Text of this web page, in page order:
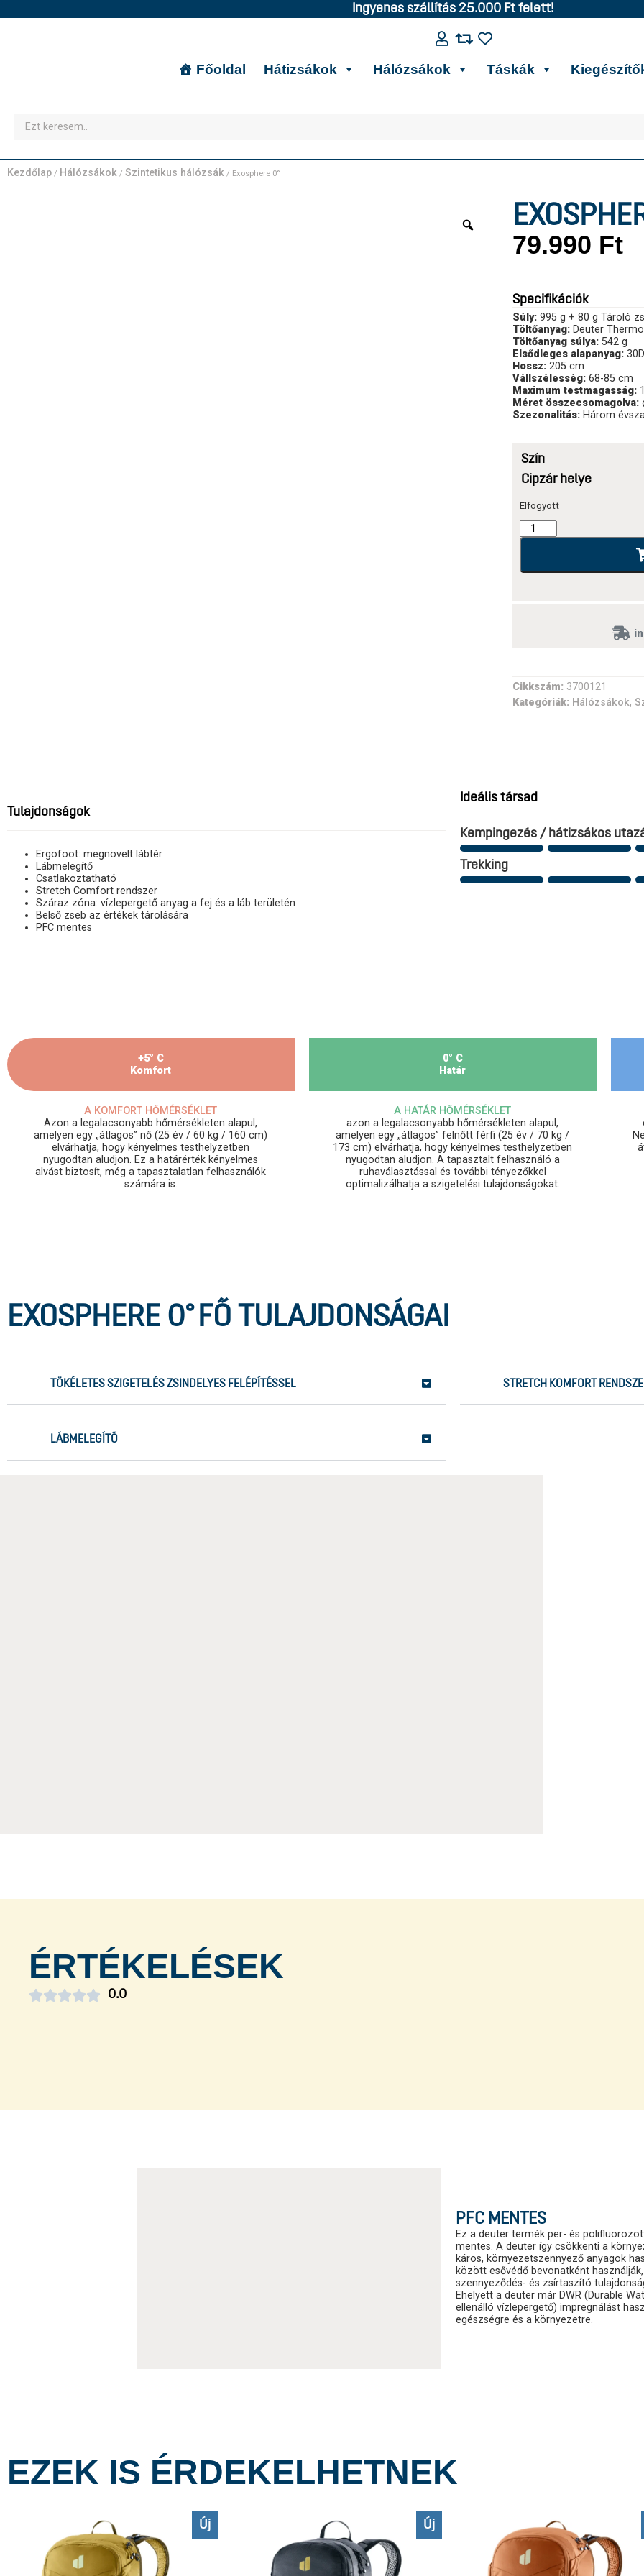
Ingyenes szállítás 25.000 Ft felett!
Főoldal Hátizsákok Hálózsákok Táskák
Kezdőlap / Hálózsákok / Szintetikus hálózsák / Exosphere 0°
79.990 Ft
Specifikációk
Súly: 995 g + 80 g Tároló
Töltőanyag: Deuter
Töltőanyag súlya: 542 g
Elsődleges alapanyag:
Hossz: 205 cm
Vállszélesség: 68-85 cm
Maximum testmagasság:
Méret összecsomagolva:
Szezonalitás: Három
Szín
Cipzár helye
Elfogyott
Cikkszám: 3700121
Kategóriák: Hálózsákok,
Tulajdonságok
Ergofoot: megnövelt lábtér
Lábmelegítő
Csatlakoztatható
Stretch Comfort rendszer
Száraz zóna: vízlepergető anyag a fej és a láb területén
Belső zseb az értékek tárolására
PFC mentes
Ideális társad
Kempingezés / hátizsákos
Trekking
+5° C
Komfort
A KOMFORT HŐMÉRSÉKLET
Azon a legalacsonyabb hőmérsékleten alapul,
amelyen egy „átlagos” nő (25 év / 60 kg / 160 cm)
elvárhatja, hogy kényelmes testhelyzetben
nyugodtan aludjon. Ez a határérték kényelmes
alvást biztosít, még a tapasztalatlan felhasználók
számára is.
0° C
Határ
A HATÁR HŐMÉRSÉKLET
azon a legalacsonyabb hőmérsékleten alapul,
amelyen egy „átlagos” felnőtt férfi (25 év / 70 kg /
173 cm) elvárhatja, hogy kényelmes testhelyzetben
nyugodtan aludjon. A tapasztalt felhasználó a
ruhaválasztással és további tényezőkkel
optimalizálhatja a szigetelési tulajdonságokat.
EXOSPHERE 0°FŐ TULAJDONSÁGAI
TÖKÉLETES SZIGETELÉS ZSINDELYES FELÉPÍTÉSSEL STRETCH KOMFORT
LÁBMELEGÍTŐ
ÉRTÉKELÉSEK
0.0

PFC MENTES
Ez a deuter termék per- és
mentes. A deuter így csökkenti a
káros, környezetszennyező anyagok
között esővédő bevonatként
szennyeződés- és zsírtaszító
Ehelyett a deuter már DWR (Durable
ellenálló vízlepergető) impregnálást
egészségre és a környezetre.
EZEK IS ÉRDEKELHETNEK
Új Új